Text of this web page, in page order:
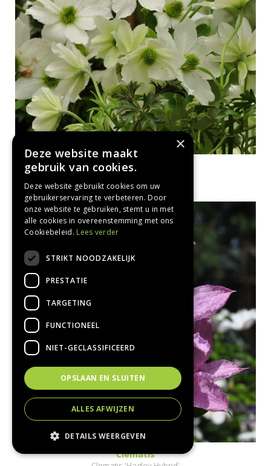
Clematis
Clematis
×
Deze website maakt
gebruik van cookies.
Deze website gebruikt cookies om uw
gebruikerservaring te verbeteren. Door
onze website te gebruiken, stemt u in met
alle cookies in overeenstemming met ons
Cookiebeleid. Lees verder
STRIKT NOODZAKELIJK
PRESTATIE
TARGETING
FUNCTIONEEL
NIET-GECLASSIFICEERD
OPSLAAN EN SLUITEN
ALLES AFWIJZEN
DETAILS WEERGEVEN